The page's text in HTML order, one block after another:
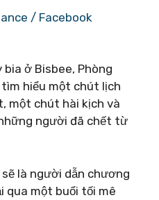
/ Facebook
bia ở Bisbee, Phòng
tìm hiểu một chút lịch
một chút hài kịch và
người đã chết từ
là người dẫn chương
qua một buổi tối mê